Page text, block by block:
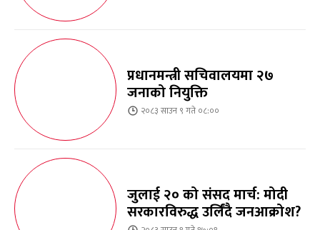
प्रधानमन्त्री सचिवालयमा २७
जनाको नियुक्ति
२०८३ साउन ९ गते ०८:००
जुलाई २० को संसद मार्च: मोदी
सरकारविरुद्ध उर्लिंदै जनआक्रोश?